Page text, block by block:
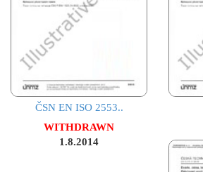
ČSN EN ISO 2553..
WITHDRAWN
1.8.2014